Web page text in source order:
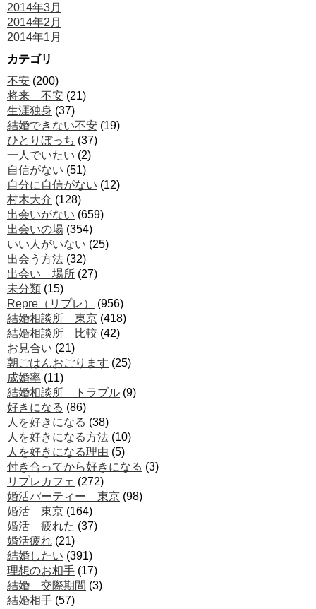
2014年3月
2014年2月
2014年1月
カテゴリ
不安 (200)
将来 不安 (21)
生涯独身 (37)
結婚できない不安 (19)
ひとりぼっち (37)
一人でいたい (2)
自信がない (51)
自分に自信がない (12)
村木大介 (128)
出会いがない (659)
出会いの場 (354)
いい人がいない (25)
出会う方法 (32)
出会い 場所 (27)
未分類 (15)
Repre（リプレ）
(956)
結婚相談所 東京 (418)
結婚相談所 比較 (42)
お見合い (21)
朝ごはんおごります (25)
成婚率 (11)
結婚相談所 トラブル (9)
好きになる (86)
人を好きになる (38)
人を好きになる方法 (10)
人を好きになる理由 (5)
付き合ってから好きになる (3)
リプレカフェ (272)
婚活パーティー 東京 (98)
婚活 東京 (164)
婚活 疲れた (37)
婚活疲れ (21)
結婚したい (391)
理想のお相手 (17)
結婚 交際期間 (3)
結婚相手 (57)